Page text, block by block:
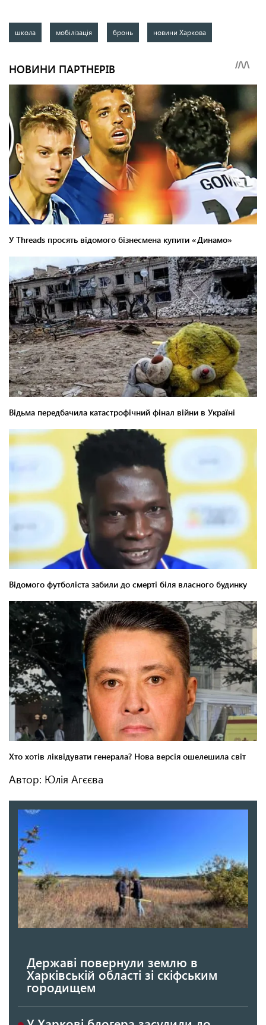
школа мобілізація бронь новини Харкова
Автор: Юлія Агєєва
Державі повернули землю в
Харківській області зі скіфським
городищем